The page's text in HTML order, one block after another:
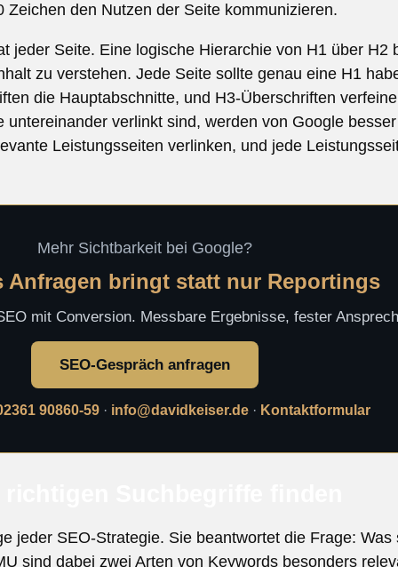
den Nutzen der Seite kommunizieren.
jeder Seite. Eine logische Hierarchie von H1 über H2
zu verstehen. Jede Seite sollte genau eine H1
die Hauptabschnitte, und H3-Überschriften
verlinkt sind, werden von Google
Leistungsseiten verlinken, und jede
Mehr Sichtbarkeit bei Google?
Anfragen bringt statt nur Reportings
mit Conversion. Messbare Ergebnisse, fester
SEO-Gespräch anfragen
90860-59 · info@davidkeiser.de · Kontaktformular
jeder SEO-Strategie. Sie beantwortet die Frage: Was
sind dabei zwei Arten von Keywords besonders